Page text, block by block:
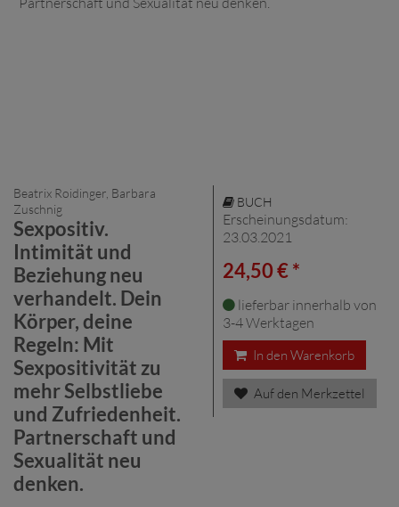
Beatrix Roidinger, Barbara
Zuschnig
Sexpositiv.
Intimität und
Beziehung neu
verhandelt. Dein
Körper, deine
Regeln: Mit
Sexpositivität zu
mehr Selbstliebe
und Zufriedenheit.
Partnerschaft und
Sexualität neu
denken.
BUCH
Erscheinungsdatum:
23.03.2021
24,50 € *
lieferbar innerhalb von
3-4 Werktagen
In den Warenkorb
Auf den Merkzettel